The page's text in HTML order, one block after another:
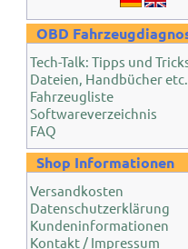
OBD
Tech-Talk: Tipps und
Dateien, Handbücher etc.
Fahrzeugliste
Softwareverzeichnis
FAQ
Shop Informationen
Versandkosten
Datenschutzerklärung
Kundeninformationen
Kontakt / Impressum